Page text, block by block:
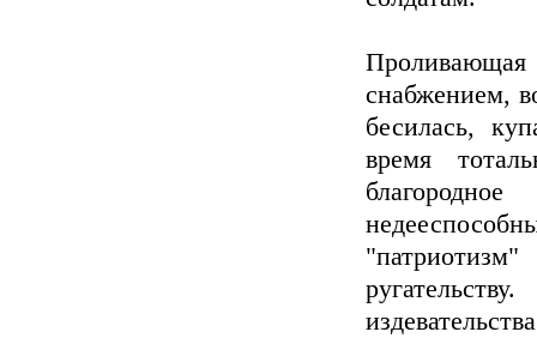
снабжением,
бесилась,
время